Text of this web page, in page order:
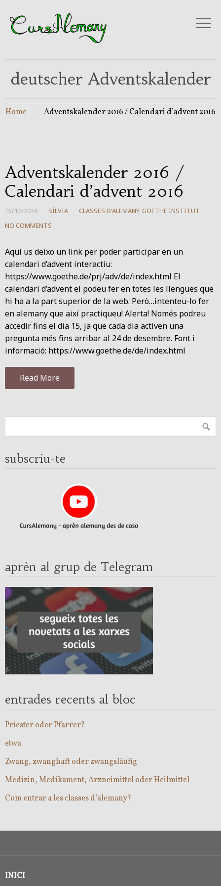
deutscher Adventskalender
Home Adventskalender 2016 / Calendari d’advent 2016
Adventskalender 2016 /
Calendari d’advent 2016
15/12/2016 SÍLVIA CLASSES D'ALEMANY, GOETHE INSTITUT
NO COMMENTS
Aquí us deixo un link per poder participar en un
calendari d’advent interactiu:
https://www.goethe.de/prj/adv/de/index.html El
calendari d’advent el podeu fer en totes les llengües que
hi ha a la part superior de la web. Però…intenteu-lo fer
en alemany que així practiqueu! Alerta! Només podreu
accedir fins el dia 15, ja que cada dia activen una
pregunta més fins arribar al 24 de desembre. Font i
informació: https://www.goethe.de/de/index.html
Read More
subscriu-te
aprèn al grup de Telegram
entrades recents al bloc
Priester oder Pfarrer?
etwa
Zwang, zwanghaft oder zwangsläufig
Medizin, Medikament, Arzneimittel oder Heilmittel
Com entrar a les classes d’alemany?
INICI